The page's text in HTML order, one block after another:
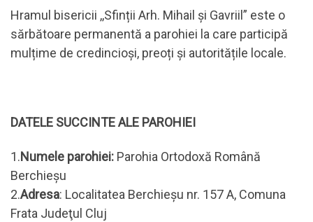
Hramul bisericii ,,Sfinții Arh. Mihail și Gavriil” este o
sărbătoare permanentă a parohiei la care participă
mulțime de credincioși, preoți și autoritățile locale.
DATELE SUCCINTE ALE PAROHIEI
1.Numele parohiei: Parohia Ortodoxă Română
Berchieșu
2.Adresa: Localitatea Berchieşu nr. 157 A, Comuna
Frata Judeţul Cluj